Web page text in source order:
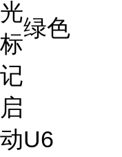
光
标
记
绿色
启
动U6